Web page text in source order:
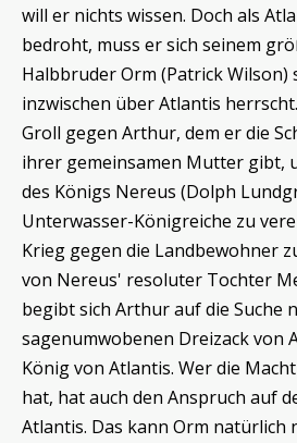
will er nichts wissen. Doch als
bedroht, muss er sich seinem
Halbbruder Orm (Patrick Wilson)
inzwischen über Atlantis
Groll gegen Arthur, dem er die
ihrer gemeinsamen Mutter gibt,
des Königs Nereus (Dolph
Unterwasser-Königreiche zu
Krieg gegen die Landbewohner
von Nereus' resoluter Tochter
begibt sich Arthur auf die Suche
sagenumwobenen Dreizack von
König von Atlantis. Wer die
hat, hat auch den Anspruch auf
Atlantis. Das kann Orm natürlich